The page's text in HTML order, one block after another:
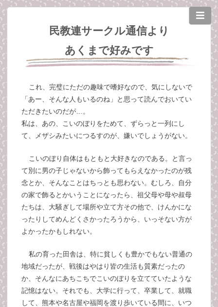
民教連サークル通信より
あくまで好みです
これ、完璧にただの趣味で嗜好なので、気にしないで
「あー、そんな人もいるのね」と思って読んでおいてい
ただきたいのだが…。
私は、あの、こいのぼりをためて、ずらっと一列にし
て、メザシみたいにつるすのが、嫌いでしょうがない。
こいのぼり自体はもともと大好きなのである。と言っ
て別に男の子じゃないから飾ってもらえなかったのが残
念とか、そんなことはちっとも思わない。むしろ、自分
の家で飾るとかいうことになったら、祖父母や母や叔母
たちは、大騒ぎして場所や立て方その他で、けんかにな
ったりしてめんどくさかったろうから、いっそない方が
よかったかもしれない。
私の育った田舎は、特に貧しくも豊かでもない普通の
地域だったが、戦後はやはり皆の生活も質素だったの
か、そんなにあちこちでこいのぼりを立てていたような
記憶はない。それでも、大学に行って、卒業して、就職
して、熊本や名古屋や福岡を渡り歩いている間に、いつ